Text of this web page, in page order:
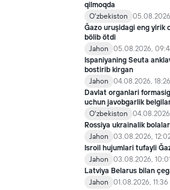
qilmoqda
Oʻzbekiston
Ğazo uruşidagi eng yirik
bölib ötdi
Jahon
05.08.2026,
Ispaniyaning Seuta
bostirib kirgan
Jahon
04.08.2026, 18:26
Davlat organlari
uchun javobgarlik
Oʻzbekiston
Rossiya ukrainalik
Jahon
03.08.2026,
Isroil hujumlari tufayli
Jahon
03.08.2026, 10:01
Latviya Belarus bilan
Jahon
01.08.2026, 11:36